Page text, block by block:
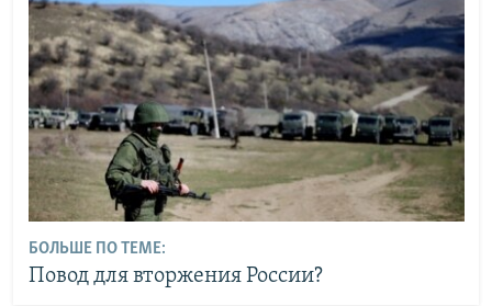
БОЛЬШЕ ПО ТЕМЕ:
Повод для вторжения России?